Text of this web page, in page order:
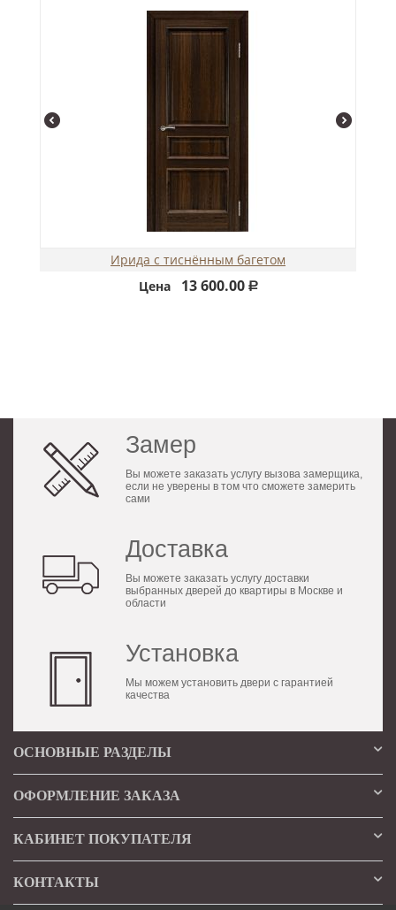
Ирида с тиснённым багетом
Цена
13 600.00 Р
Замер
Вы можете заказать услугу вызова замерщика,
если не уверены в том что сможете замерить
сами
Доставка
Вы можете заказать услугу доставки
выбранных дверей до квартиры в Москве и
области
Установка
Мы можем установить двери с гарантией
качества
ОСНОВНЫЕ РАЗДЕЛЫ
ОФОРМЛЕНИЕ ЗАКАЗА
КАБИНЕТ ПОКУПАТЕЛЯ
КОНТАКТЫ